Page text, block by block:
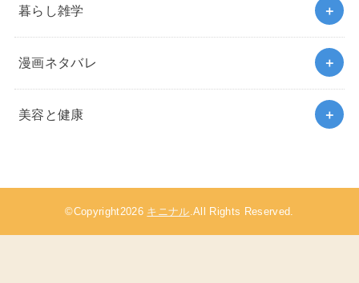
暮らし雑学
漫画ネタバレ
美容と健康
©Copyright2026 キニナル.All Rights Reserved.